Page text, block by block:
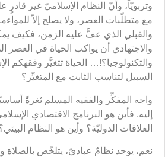
وتربويّاً، وأنّ النظام الإسلاميّ غير قادرٍ
مع متطلّبات العصر، ولا يصلح إلاّ
والقبلي الذي عفَّ عليه الزمن، فكيف
والاجتهادي أن يواكب الحياة في العصر
والتكنولوجيا؟!… الحياة تتغيَّر وفقهكم
السبيل لتناسب الثابت مع المتغيِّر؟
واجه المفكِّر والفقيه المسلم ثغرةً
إليه. فأين هو البرنامج الاقتصادي
العلاقات الدوليّة؟ وأين هو النظام
نعم، يوجد نظامٌ عباديّ، يتلخّص